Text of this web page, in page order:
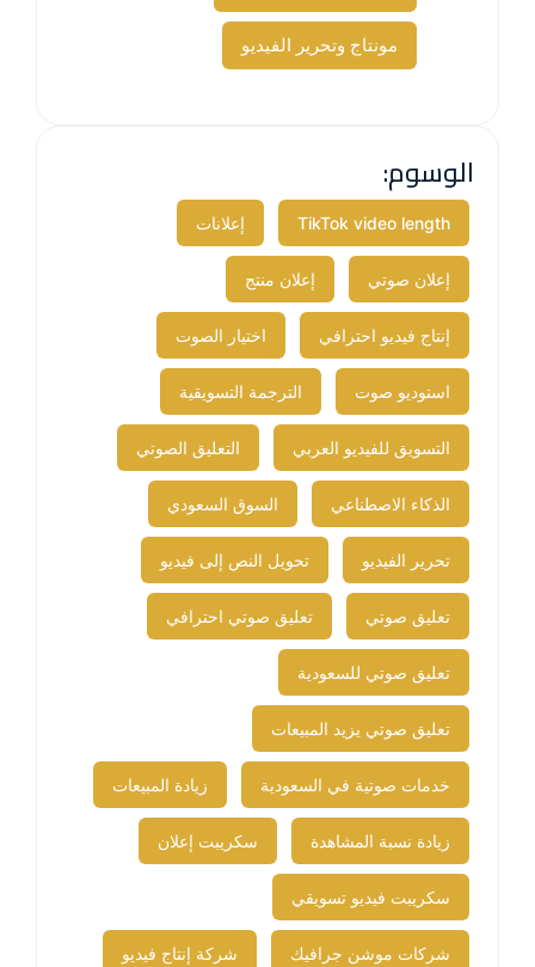
مونتاج وتحرير الفيديو
الوسوم:
TikTok video length إعلانات​
إعلان صوتي إعلان منتج
إنتاج فيديو احترافي اختيار الصوت
استوديو صوت الترجمة التسويقية
التسويق للفيديو العربي التعليق الصوتي
الذكاء الاصطناعي السوق السعودي
تحرير الفيديو تحويل النص إلى فيديو
تعليق صوتي تعليق صوتي احترافي
تعليق صوتي للسعودية
تعليق صوتي يزيد المبيعات
خدمات صوتية في السعودية زيادة المبيعات
زيادة نسبة المشاهدة سكريبت إعلان
سكريبت فيديو تسويقي
شركات موشن جرافيك شركة إنتاج فيديو